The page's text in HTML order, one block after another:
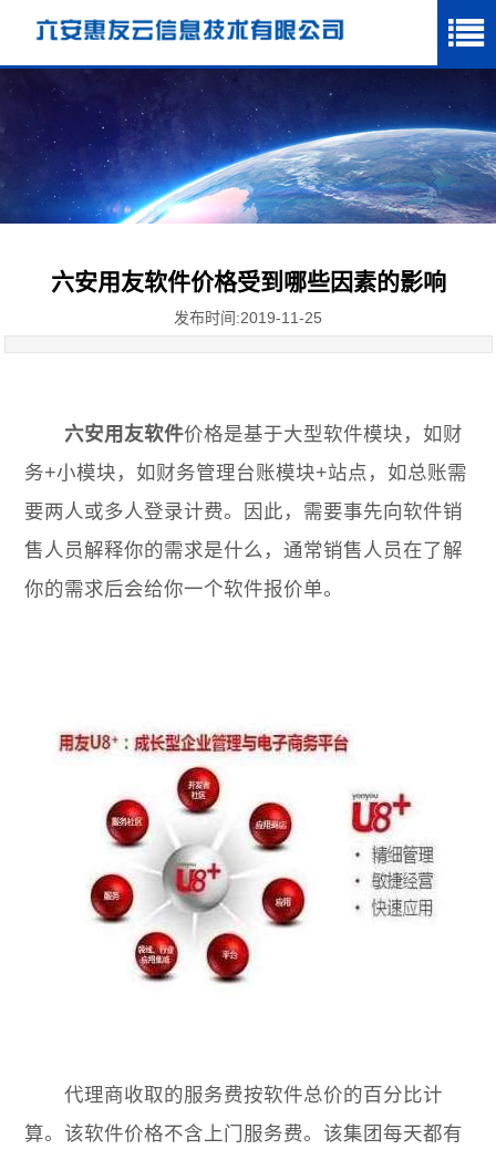
六安用友软件价格受到哪些因素的影响
发布时间:2019-11-25
六安用友软件价格是基于大型软件模块，如财
务+小模块，如财务管理台账模块+站点，如总账需
要两人或多人登录计费。因此，需要事先向软件销
售人员解释你的需求是什么，通常销售人员在了解
你的需求后会给你一个软件报价单。
代理商收取的服务费按软件总价的百分比计
算。该软件价格不含上门服务费。该集团每天都有